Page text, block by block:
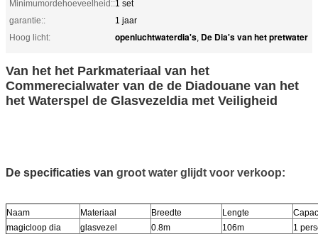
Minimumordehoeveelheid::1 set
garantie::
1 jaar
Hoog licht:
openluchtwaterdia's, De Dia's van het pretwater
Van het het Parkmateriaal van het
Commerecialwater van de de Diadouane van het
het Waterspel de Glasvezeldia met Veiligheid
De specificaties van groot water glijdt voor verkoop:
Naam Materiaal Breedte Lengte
magicloop dia
glasvezel 0.8m 106m
1